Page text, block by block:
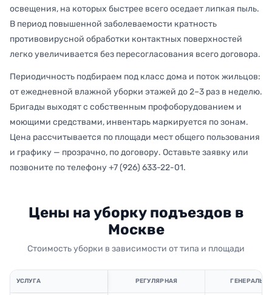
освещения, на которых быстрее всего оседает липкая пыль.
В период повышенной заболеваемости кратность
противовирусной обработки контактных поверхностей
легко увеличивается без пересогласования всего договора.
Периодичность подбираем под класс дома и поток жильцов:
от ежедневной влажной уборки этажей до 2–3 раз в неделю.
Бригады выходят с собственным профоборудованием и
моющими средствами, инвентарь маркируется по зонам.
Цена рассчитывается по площади мест общего пользования
и графику — прозрачно, по договору. Оставьте заявку или
позвоните по телефону +7 (926) 633-22-01.
Цены на уборку подъездов в
Москве
Стоимость уборки в зависимости от типа и площади
УСЛУГА РЕГУЛЯРНАЯ